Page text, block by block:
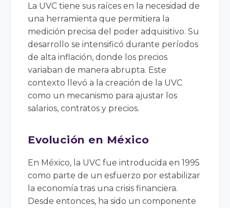
La UVC tiene sus raíces en la necesidad de
una herramienta que permitiera la
medición precisa del poder adquisitivo. Su
desarrollo se intensificó durante períodos
de alta inflación, donde los precios
variaban de manera abrupta. Este
contexto llevó a la creación de la UVC
como un mecanismo para ajustar los
salarios, contratos y precios.
Evolución en México
En México, la UVC fue introducida en 1995
como parte de un esfuerzo por estabilizar
la economía tras una crisis financiera.
Desde entonces, ha sido un componente